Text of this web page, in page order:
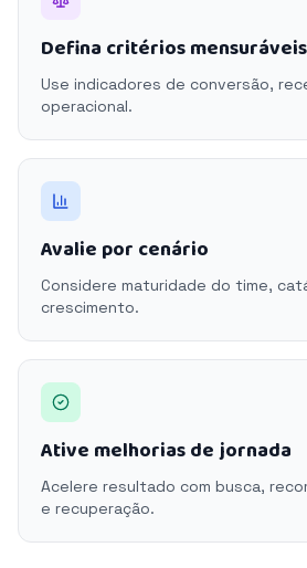
Defina critérios mensuráveis
Use indicadores de conversão,
operacional.
Avalie por cenário
Considere maturidade do time,
crescimento.
Ative melhorias de jornada
Acelere resultado com busca,
e recuperação.